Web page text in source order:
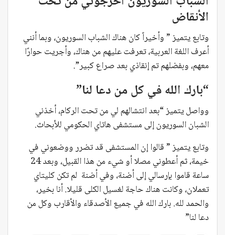
الأنقاض
وتابع يتميز ” وأخيراً كان هناك الشباب السوريون، وبما أنني
أعرف اللغة العربية، تعرفت عليهم من هناك، وأجريت حوارًا
معهم، وبفضلهم تم إنقاذي بعد صراع كبير”.
“بارك الله في كل من دعا لنا”
وواصل يتميز “بعد انتشالهم لي من تحت الركام، أخذني
الشبان السوريون إلى مستشفى هاتاي الحكومي للأبحاث.
وتابع يتميز ” قالوا إن المستشفى قد تضرر ووضعوني في
خيمة، ثم أعطوني مصلا أو شيء من هذا القبيل، وبعد 24
ساعة قاموا بإرسالي إلى أضنة، وفي أضنة لم تكن كليتاي
تعملان، وكانت هناك حاجة لغسيل الكلى قليلا. أنا بخير،
والحمد لله. بارك الله في جميع الأصدقاء والأقارب وكل من
دعا لنا”